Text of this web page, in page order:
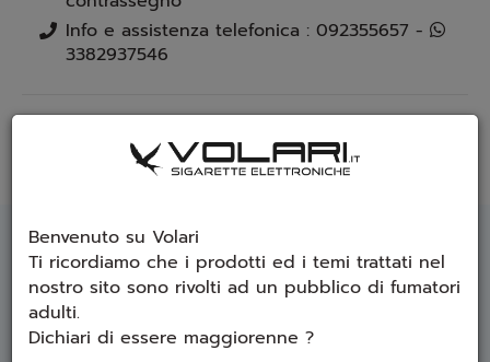
Info e assistenza telefonica : 092355657 -
3382937546
Invia ad un amico
DESCRIZIONE
Gusto: Frutti Rossi con Ghiaccio
Benvenuto su Volari
Ti ricordiamo che i prodotti ed i temi trattati nel
nostro sito sono rivolti ad un pubblico di fumatori
adulti.
Dichiari di essere maggiorenne ?